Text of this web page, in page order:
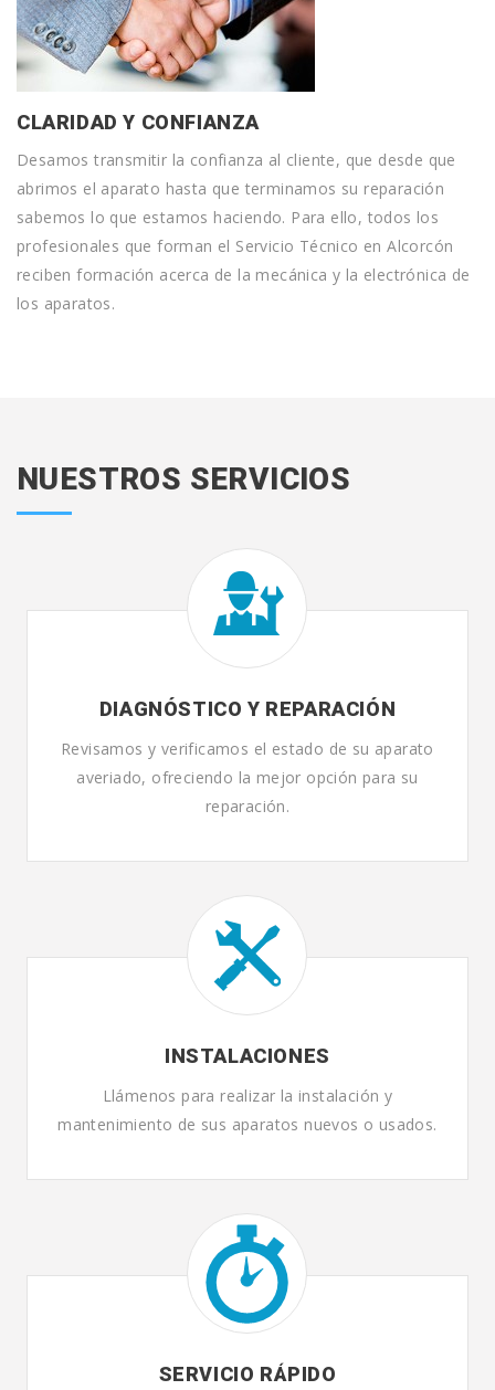
CLARIDAD Y CONFIANZA
Desamos transmitir la confianza al cliente, que desde que
abrimos el aparato hasta que terminamos su reparación
sabemos lo que estamos haciendo. Para ello, todos los
profesionales que forman el Servicio Técnico en Alcorcón
reciben formación acerca de la mecánica y la electrónica de
los aparatos.
NUESTROS SERVICIOS
DIAGNÓSTICO Y REPARACIÓN
Revisamos y verificamos el estado de su aparato
averiado, ofreciendo la mejor opción para su
reparación.
INSTALACIONES
Llámenos para realizar la instalación y
mantenimiento de sus aparatos nuevos o usados.
SERVICIO RÁPIDO